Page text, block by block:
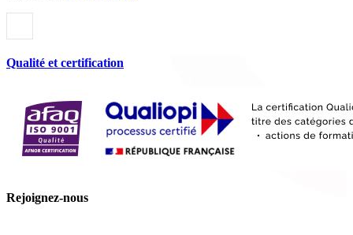
Qualité et certification
Rejoignez-nous